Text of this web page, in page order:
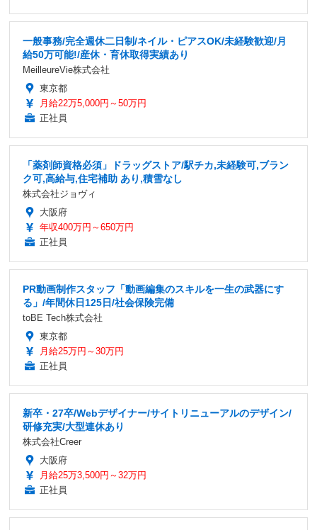
一般事務/完全週休二日制/ネイル・ピアスOK/未経験歓迎/月
給50万可能!/産休・育休取得実績あり
MeilleureVie株式会社
東京都
月給22万5,000円～50万円
正社員
「薬剤師資格必須」ドラッグストア/駅チカ,未経験可,ブラン
ク可,高給与,住宅補助 あり,積雪なし
株式会社ジョヴィ
大阪府
年収400万円～650万円
正社員
PR動画制作スタッフ「動画編集のスキルを一生の武器にす
る」/年間休日125日/社会保険完備
toBE Tech株式会社
東京都
月給25万円～30万円
正社員
新卒・27卒/Webデザイナー/サイトリニューアルのデザイン/
研修充実/大型連休あり
株式会社Creer
大阪府
月給25万3,500円～32万円
正社員